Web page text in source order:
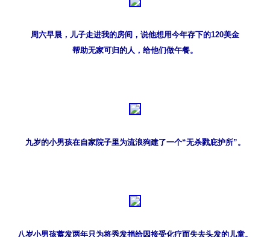
周六早晨，儿子走进我的房间，说他想用今年存下的120美金
帮助无家可归的人，给他们做午餐。
九岁的小男孩在自家院子里为流浪狗建了一个“无杀戮庇护所”。
八岁小男孩蓄发两年只为将秀发捐给因接受化疗而失去头发的儿童。